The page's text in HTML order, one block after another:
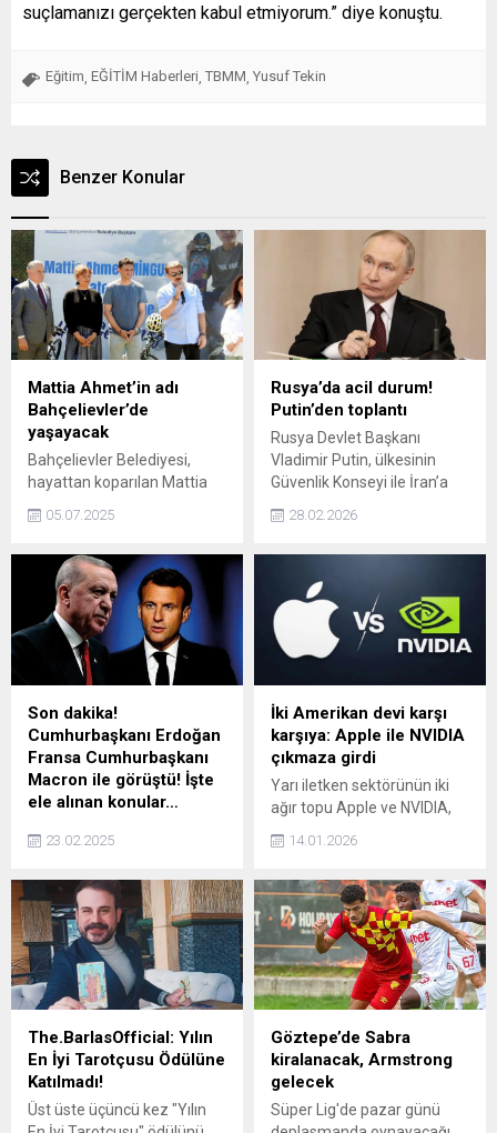
suçlamanızı gerçekten kabul etmiyorum.” diye konuştu.
Eğitim EĞİTİM Haberleri TBMM Yusuf Tekin
Benzer Konular
Mattia Ahmet’in adı
Bahçelievler’de
yaşayacak
Bahçelievler Belediyesi,
hayattan koparılan Mattia
yaşatmak adına önemli bir
yaşta uğradığı saldırıda
hayatını kaybeden Ahmet’in
adı, Bahçelievler’deki yeni
skate parkta
ölümsüzleştirildi.
05.07.2025
Rusya’da acil durum!
Putin’den toplantı
Rusya Devlet Başkanı
Vladimir Putin, ülkesinin
Güvenlik Konseyi ile İran’a
değerlendirmek üzere bir
28.02.2026
Son dakika!
Cumhurbaşkanı Erdoğan
Fransa Cumhurbaşkanı
Macron ile görüştü! İşte
ele alınan konular…
Fransa Cumhurbaşkanı
görüştü. Görüşmede Türkiye
ile Fransa ikili ilişkileri,
bölgesel ve küresel konular
ele alındı.
23.02.2025
İki Amerikan devi karşı
karşıya: Apple ile NVIDIA
çıkmaza girdi
Yarı iletken sektörünün iki
ağır topu Apple ve NVIDIA,
hatlarında kendi yollarında
ve bilgisayar işlemcileri için
farklı bir yaklaşım
benimserken, NVIDIA ise
yapay zeka ve grafik
işlemcilerinde kendine özel
hatları kullanıyordu. Ancak
bu sessiz barış dönemi sona
ermek üzere.
14.01.2026
The.BarlasOfficial: Yılın
En İyi Tarotçusu Ödülüne
Katılmadı!
Üst üste üçüncü kez "Yılın
Göztepe’de Sabra
kiralanacak, Armstrong
gelecek
Süper Lig'de pazar günü